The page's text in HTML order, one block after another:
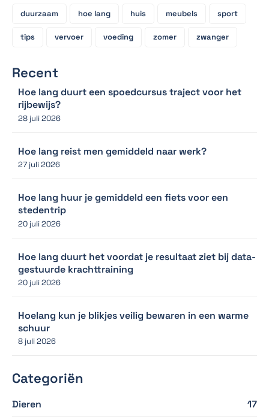
duurzaam hoe lang huis meubels sport
tips vervoer voeding zomer zwanger
Recent
Hoe lang duurt een spoedcursus traject voor het
rijbewijs?
28 juli 2026
Hoe lang reist men gemiddeld naar werk?
27 juli 2026
Hoe lang huur je gemiddeld een fiets voor een
stedentrip
20 juli 2026
Hoe lang duurt het voordat je resultaat ziet bij data-
gestuurde krachttraining
20 juli 2026
Hoelang kun je blikjes veilig bewaren in een warme
schuur
8 juli 2026
Categoriën
Dieren 17